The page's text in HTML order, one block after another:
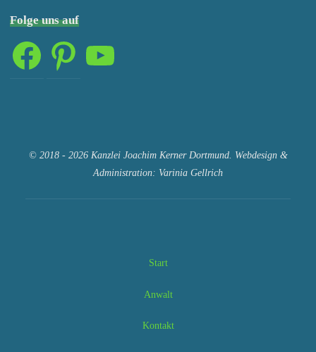
Folge uns auf
Facebook Pinterest YouTube
© 2018 - 2026 Kanzlei Joachim Kerner Dortmund. Webdesign &
Administration: Varinia Gellrich
Start
Anwalt
Kontakt